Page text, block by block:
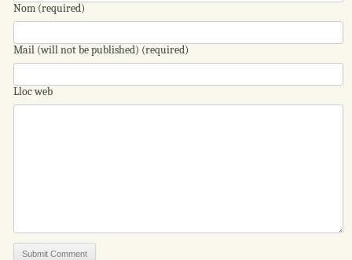
Nom (required)
Mail (will not be published) (required)
Lloc web